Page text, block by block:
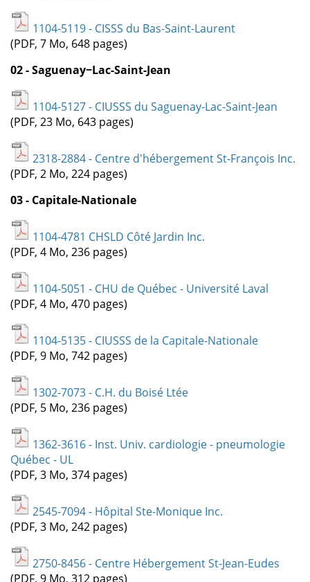
1104-5119 - CISSS du Bas-Saint-Laurent
(PDF, 7 Mo, 648 pages)
02 - Saguenay−Lac-Saint-Jean
1104-5127 - CIUSSS du Saguenay-Lac-Saint-Jean
(PDF, 23 Mo, 643 pages)
2318-2884 - Centre d'hébergement St-François Inc.
(PDF, 2 Mo, 224 pages)
03 - Capitale-Nationale
1104-4781 CHSLD Côté Jardin Inc.
(PDF, 4 Mo, 236 pages)
1104-5051 - CHU de Québec - Université Laval
(PDF, 4 Mo, 470 pages)
1104-5135 - CIUSSS de la Capitale-Nationale
(PDF, 9 Mo, 742 pages)
1302-7073 - C.H. du Boisé Ltée
(PDF, 5 Mo, 236 pages)
1362-3616 - Inst. Univ. cardiologie - pneumologie
Québec - UL
(PDF, 3 Mo, 374 pages)
2545-7094 - Hôpital Ste-Monique Inc.
(PDF, 3 Mo, 242 pages)
2750-8456 - Centre Hébergement St-Jean-Eudes
(PDF, 9 Mo, 312 pages)